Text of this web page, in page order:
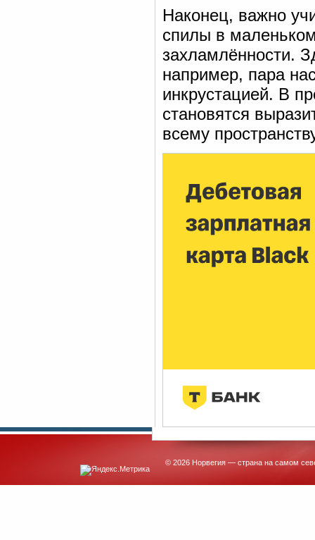
Наконец, важно
спилы в
захламлённости.
например, пара
инкрустацией. В
становятся
всему
© 2026 Норвегия — страна на самом